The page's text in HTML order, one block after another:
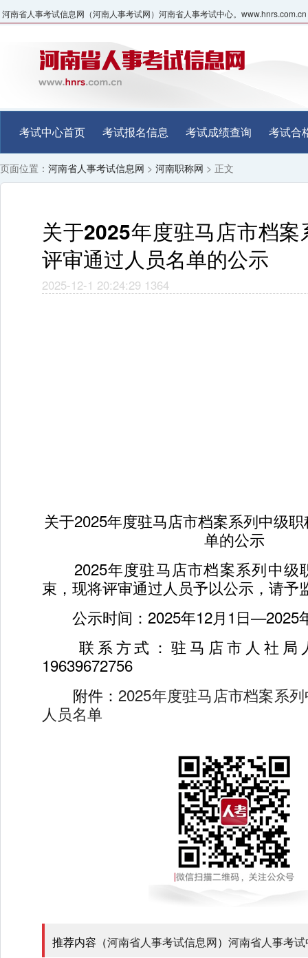
河南省人事考试信息网（河南人事考试网）河南省人事考试中心。www.hnrs.com.cn
考试中心首页 考试报名信息 考试成绩查询 考试合
页面位置： 河南省人事考试信息网 > 河南职称网 > 正文
关于2025年度驻马店市档
评审通过人员名单的公示
2025-12-1 20:24:29 1364
关于2025年度驻马店市档案系列中级
单的公示
2025年度驻马店市档案系列中级
束，现将评审通过人员予以公示，请予
公示时间：2025年12月1日—2025
联系方式：驻马店市人社局
19639672756
附件： 2025年度驻马店市档案系
人员名单
推荐内容（河南省人事考试信息网） 河南省人事考